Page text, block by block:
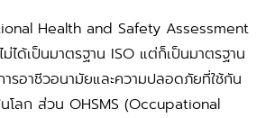
Health and Safety Assessment
ได้เป็นมาตรฐาน ISO แต่ก็เป็นมาตรฐาน
รอาชีวอนามัยและความปลอดภัยที่ใช้กัน
โลก ส่วน OHSMS (Occupational